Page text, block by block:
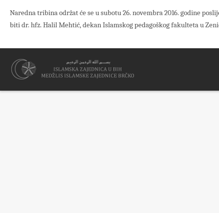
Naredna tribina održat će se u subotu 26. novembra 2016. godine
biti dr. hfz. Halil Mehtić, dekan Islamskog pedagoškog fakulteta u